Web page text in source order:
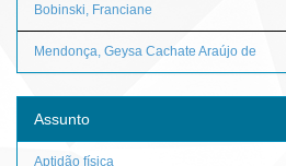
Bobinski, Franciane
Mendonça, Geysa Cachate Araújo de
Assunto
Aptidão física